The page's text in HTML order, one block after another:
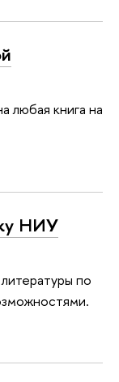
любая книга на
НИУ
по